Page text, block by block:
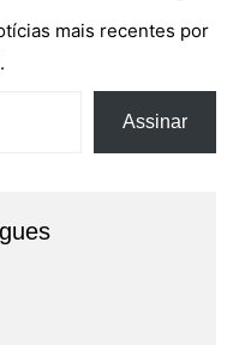
mais recentes por
Assinar